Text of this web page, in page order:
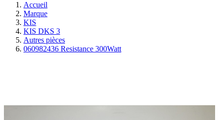
Accueil
Marque
KIS
KIS DKS 3
Autres pièces
060982436 Resistance 300Watt